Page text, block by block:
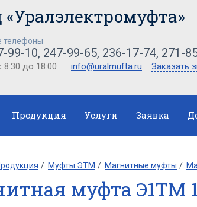
«Уралэлектромуфта»
телефоны
99-10, 247-99-65, 236-17-74, 271-
8:30 до 18:00 info@uralmufta.ru Заказать
Продукция Услуги Заявка
Муфты ЭТМ Магнитные муфты
муфта Э1ТМ